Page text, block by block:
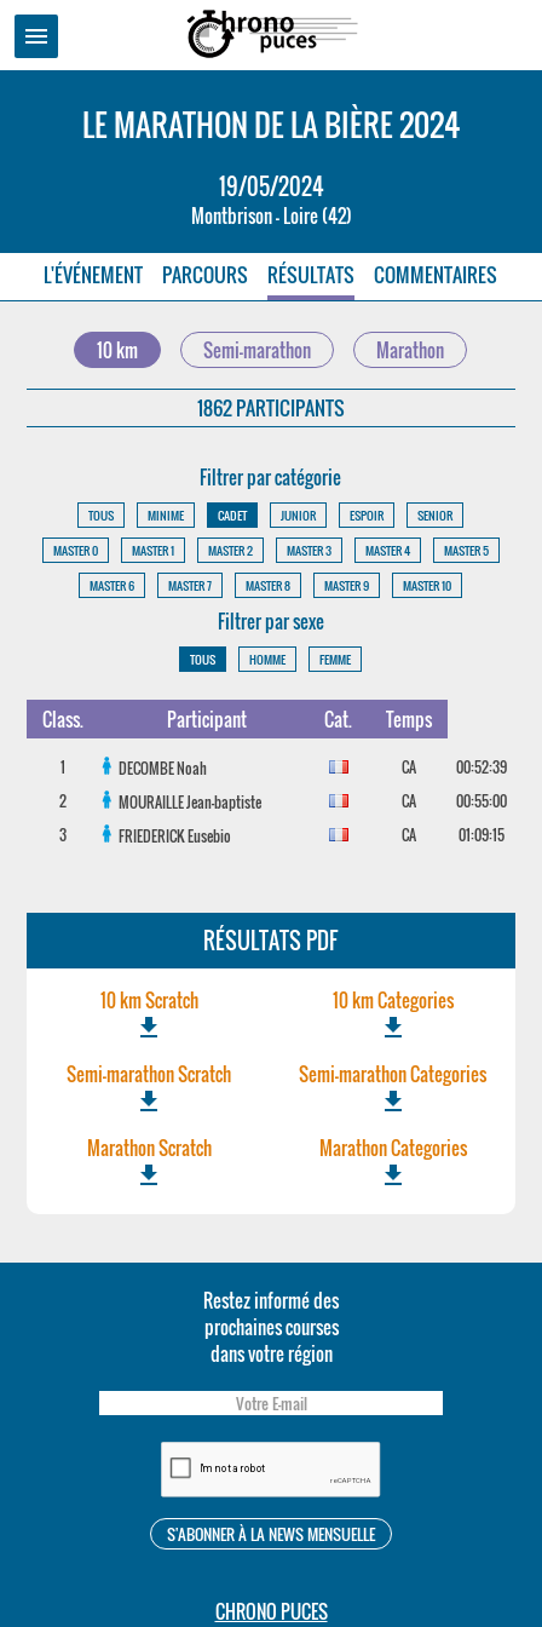
menu
LE MARATHON DE LA BIÈRE 2024
19/05/2024
Montbrison - Loire (42)
L'ÉVÉNEMENT PARCOURS RÉSULTATS COMMENTAIRES
10 km Semi-marathon Marathon
1862 PARTICIPANTS
Filtrer par catégorie
TOUS MINIME CADET JUNIOR ESPOIR
SENIOR
MASTER 0
MASTER 1 MASTER 2 MASTER 3 MASTER 4
MASTER 5
MASTER 6
MASTER 7 MASTER 8 MASTER 9 MASTER 10
Filtrer par sexe
TOUS HOMME FEMME
Class. Participant Cat. Temps
1 DECOMBENoah CA
00:52:39
2
MOURAILLEJean-baptiste CA
00:55:00
3
FRIEDERICKEusebio CA 01:09:15
RÉSULTATS PDF
10 km Scratch
file_download
10 km Categories
file_download
Semi-marathon Scratch
file_download
Semi-marathon Categories
file_download
Marathon Scratch
file_download
Marathon Categories
file_download
Restez informé des
prochaines courses
dans votre région
CHRONO PUCES